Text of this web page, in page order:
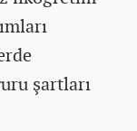
şartları